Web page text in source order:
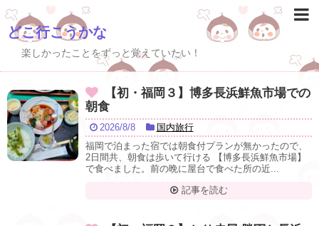
どこ行こうかな
楽しかったことをずっと覚えていたい！
【初・福岡３】博多長浜鮮魚市場での
朝食
2026/8/8
国内旅行
福岡で泊まった宿では朝食付プランが無かったので、
2日間共、朝食は歩いて行ける 【博多長浜鮮魚市場】
で食べました。前の晩に屋台で食べた所の近...
記事を読む